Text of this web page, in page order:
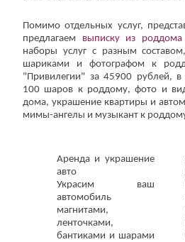
Помимо отдельных услуг,
предлагаем выписку из
наборы услуг с разным
шариками и фотографом к
"Привилегии" за 45900 рублей, в
100 шаров к роддому, фото и
дома, украшение квартиры и
мимы-ангелы и музыкант к
Аренда и украшение
авто
Украсим ваш
автомобиль
магнитами,
ленточками,
бантиками и шарами